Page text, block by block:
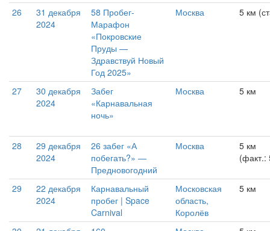
26
31 декабря
2024
58 Пробег-
Марафон
«Покровские
Пруды —
Здравствуй Новый
Год 2025»
Москва 5 км
27
30 декабря
2024
Забег
«Карнавальная
ночь»
Москва 5 км
28
29 декабря
2024
26 забег «А
побегать?» —
Предновогодний
Москва
5 км
(факт.:
29
22 декабря
2024
Карнавальный
пробег | Space
Carnival
Московская
область,
Королёв
5 км